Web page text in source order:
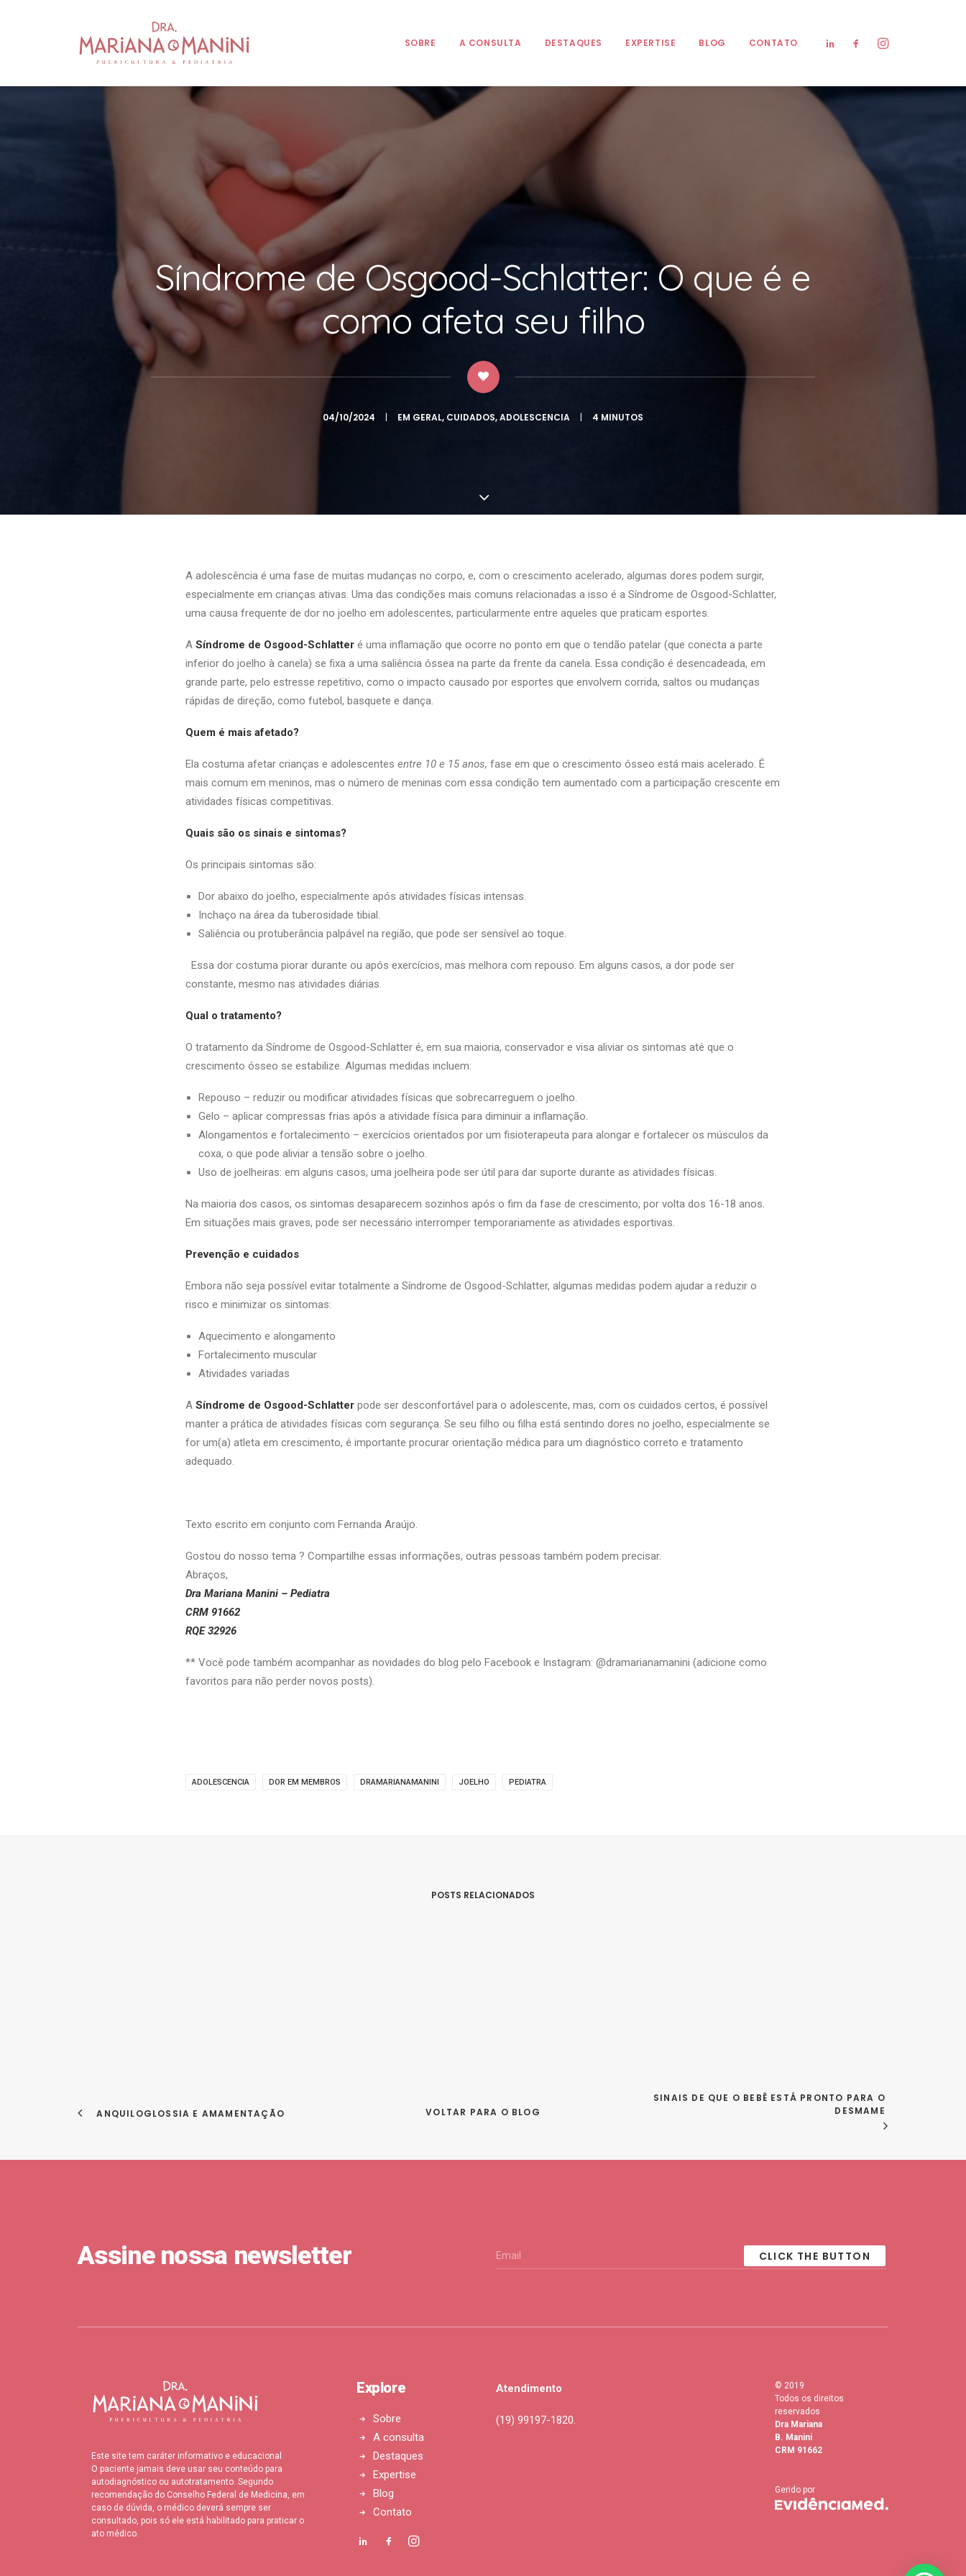
SOBRE A CONSULTA DESTAQUES EXPERTISE BLOG CONTATO
Síndrome de Osgood-Schlatter: O que é e
como afeta seu filho
04/10/2024 | EM GERAL, CUIDADOS,ADOLESCENCIA | 4 MINUTOS
A adolescência é uma fase de muitas mudanças no corpo, e, com o crescimento acelerado, algumas dores podem surgir,
especialmente em crianças ativas. Uma das condições mais comuns relacionadas a isso é a Síndrome de Osgood-Schlatter,
uma causa frequente de dor no joelho em adolescentes, particularmente entre aqueles que praticam esportes.
A Síndrome de Osgood-Schlatter é uma inflamação que ocorre no ponto em que o tendão patelar (que conecta a parte
inferior do joelho à canela) se fixa a uma saliência óssea na parte da frente da canela. Essa condição é desencadeada, em
grande parte, pelo estresse repetitivo, como o impacto causado por esportes que envolvem corrida, saltos ou mudanças
rápidas de direção, como futebol, basquete e dança.
Quem é mais afetado?
Ela costuma afetar crianças e adolescentes entre 10 e 15 anos, fase em que o crescimento ósseo está mais acelerado. É
mais comum em meninos, mas o número de meninas com essa condição tem aumentado com a participação crescente em
atividades físicas competitivas.
Quais são os sinais e sintomas?
Os principais sintomas são:
Dor abaixo do joelho, especialmente após atividades físicas intensas.
Inchaço na área da tuberosidade tibial.
Saliência ou protuberância palpável na região, que pode ser sensível ao toque.
Essa dor costuma piorar durante ou após exercícios, mas melhora com repouso. Em alguns casos, a dor pode ser
constante, mesmo nas atividades diárias.
Qual o tratamento?
O tratamento da Síndrome de Osgood-Schlatter é, em sua maioria, conservador e visa aliviar os sintomas até que o
crescimento ósseo se estabilize. Algumas medidas incluem:
Repouso – reduzir ou modificar atividades físicas que sobrecarreguem o joelho.
Gelo – aplicar compressas frias após a atividade física para diminuir a inflamação.
Alongamentos e fortalecimento – exercícios orientados por um fisioterapeuta para alongar e fortalecer os músculos da
coxa, o que pode aliviar a tensão sobre o joelho.
Uso de joelheiras: em alguns casos, uma joelheira pode ser útil para dar suporte durante as atividades físicas.
Na maioria dos casos, os sintomas desaparecem sozinhos após o fim da fase de crescimento, por volta dos 16-18 anos.
Em situações mais graves, pode ser necessário interromper temporariamente as atividades esportivas.
Prevenção e cuidados
Embora não seja possível evitar totalmente a Síndrome de Osgood-Schlatter, algumas medidas podem ajudar a reduzir o
risco e minimizar os sintomas:
Aquecimento e alongamento
Fortalecimento muscular
Atividades variadas
A Síndrome de Osgood-Schlatter pode ser desconfortável para o adolescente, mas, com os cuidados certos, é possível
manter a prática de atividades físicas com segurança. Se seu filho ou filha está sentindo dores no joelho, especialmente se
for um(a) atleta em crescimento, é importante procurar orientação médica para um diagnóstico correto e tratamento
adequado.
Texto escrito em conjunto com Fernanda Araújo.
Gostou do nosso tema ? Compartilhe essas informações, outras pessoas também podem precisar.
Abraços,
Dra Mariana Manini – Pediatra
CRM 91662
RQE 32926
** Você pode também acompanhar as novidades do blog pelo Facebook e Instagram: @dramarianamanini (adicione como
favoritos para não perder novos posts).
ADOLESCENCIA DOR EM MEMBROS DRAMARIANAMANINI JOELHO PEDIATRA
POSTS RELACIONADOS
GERAL COMPORTAMENTO NUTRIÇÃO
Constipação intestinal – o que fazer?
ANQUILOGLOSSIA E AMAMENTAÇÃO VOLTAR PARA O BLOG
SINAIS DE QUE O BEBÊ ESTÁ PRONTO PARA O
DESMAME
Assine nossa newsletter
Este site tem caráter informativo e educacional.
O paciente jamais deve usar seu conteúdo para
autodiagnóstico ou autotratamento. Segundo
recomendação do Conselho Federal de Medicina, em
caso de dúvida, o médico deverá sempre ser
consultado, pois só ele está habilitado para praticar o
ato médico.
Explore
Sobre
A consulta
Destaques
Expertise
Blog
Contato
Atendimento
(19) 99197-1820.
© 2019
Todos os direitos
reservados
Dra Mariana
B. Manini
CRM 91662
Gerido por